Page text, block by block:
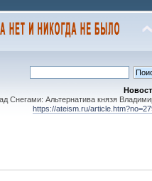
Снегами: Альтернатива князя
https://ateism.ru/